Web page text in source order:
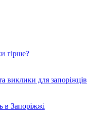
гірше?
виклики для запоріжців
в Запоріжжі